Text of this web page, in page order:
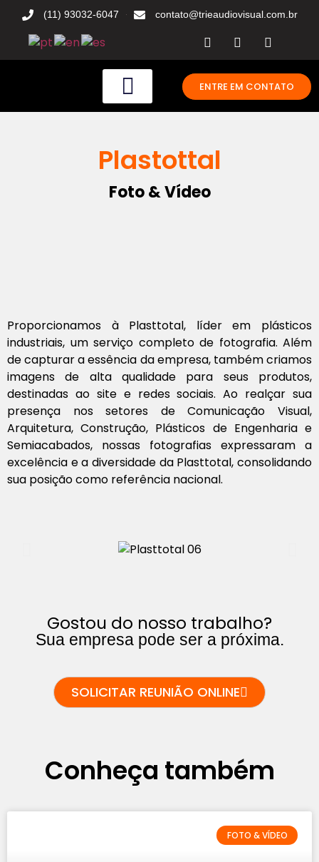
(11) 93032-6047 contato@trieaudiovisual.com.br
ENTRE EM CONTATO
Plastottal
Foto & Vídeo
Proporcionamos à Plasttotal, líder em plásticos
industriais, um serviço completo de fotografia. Além
de capturar a essência da empresa, também criamos
imagens de alta qualidade para seus produtos,
destinadas ao site e redes sociais. Ao realçar sua
presença nos setores de Comunicação Visual,
Arquitetura, Construção, Plásticos de Engenharia e
Semiacabados, nossas fotografias expressaram a
excelência e a diversidade da Plasttotal, consolidando
sua posição como referência nacional.
Gostou do nosso trabalho?
Sua empresa pode ser a próxima.
SOLICITAR REUNIÃO ONLINE
Conheça também
FOTO & VÍDEO